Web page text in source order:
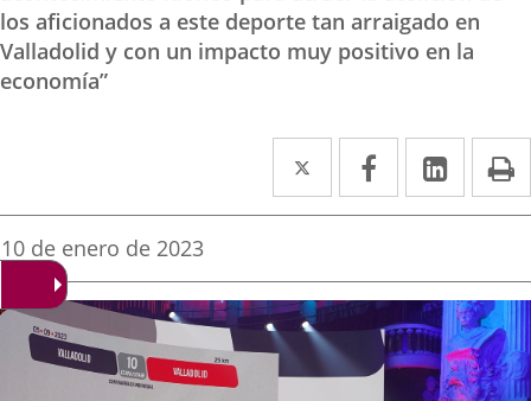
los aficionados a este deporte tan arraigado en
Valladolid y con un impacto muy positivo en la
economía”
Twitter
Enlace
a
aplicación
externa.
Facebook
Enlace
a
aplicación
externa.
Enlace
a
Fecha
de
noticia
10 de enero de 2023